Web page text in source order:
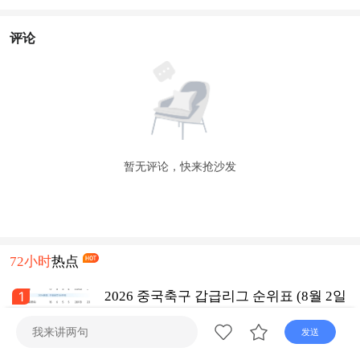
评论
暂无评论，快来抢沙发
72小时热点
1
2026 중국축구 갑급리그 순위표 (8월 2일
发送